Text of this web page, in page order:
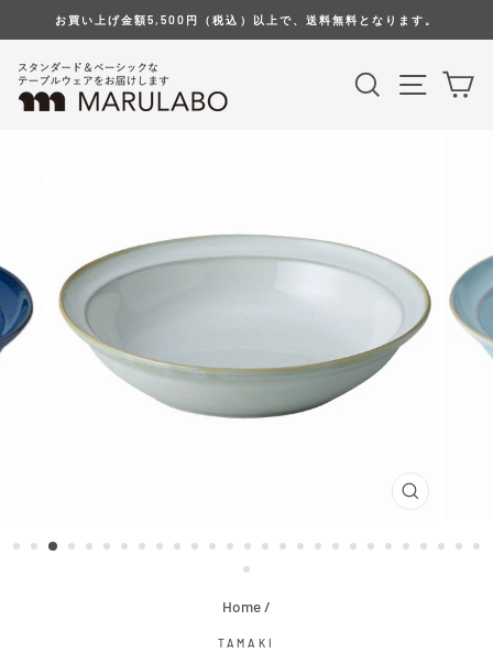
お買い上げ金額5,500円（税込）以上で、送料無料となります。
Search Site
CLOSE
Home /
TAMAKI